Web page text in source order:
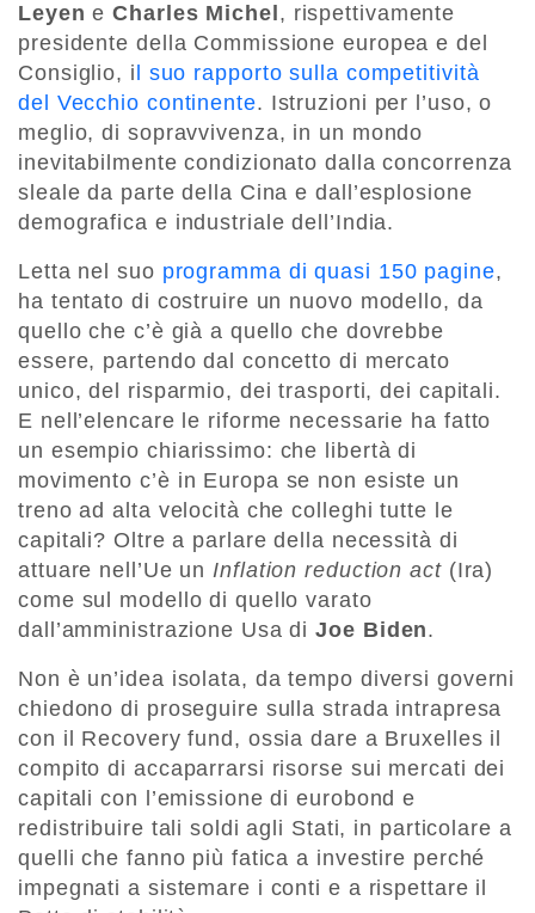
Leyen eCharles Michel , rispettivamente
presidente della Commissione europea e del
Consiglio, i l suo rapporto sulla competitività
del Vecchio continente. Istruzioni per l’uso, o
meglio, di sopravvivenza, in un mondo
inevitabilmente condizionato dalla concorrenza
sleale da parte della Cina e dall’esplosione
demografica e industriale dell’India.
Letta nel suo programma di quasi 150 pagine,
ha tentato di costruire un nuovo modello, da
quello che c’è già a quello che dovrebbe
essere, partendo dal concetto di mercato
unico, del risparmio, dei trasporti, dei capitali.
E nell’elencare le riforme necessarie ha fatto
un esempio chiarissimo: che libertà di
movimento c’è in Europa se non esiste un
treno ad alta velocità che colleghi tutte le
capitali? Oltre a parlare della necessità di
attuare nell’Ue unInflation reduction act(Ira)
come sul modello di quello varato
dall’amministrazione Usa diJoe Biden.
Non è un’idea isolata, da tempo diversi governi
chiedono di proseguire sulla strada intrapresa
con il Recovery fund, ossia dare a Bruxelles il
compito di accaparrarsi risorse sui mercati dei
capitali con l’emissione di eurobond e
redistribuire tali soldi agli Stati, in particolare a
quelli che fanno più fatica a investire perché
impegnati a sistemare i conti e a rispettare il